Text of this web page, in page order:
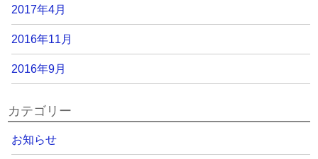
2017年4月
2016年11月
2016年9月
カテゴリー
お知らせ